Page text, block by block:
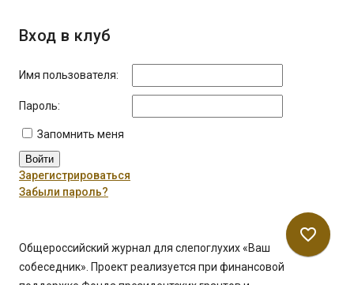
Вход в клуб
Имя пользователя:
Пароль:
Запомнить меня
Войти
Зарегистрироваться
Забыли пароль?
Общероссийский журнал для слепоглухих «Ваш
собеседник». Проект реализуется при финансовой
favorite_border